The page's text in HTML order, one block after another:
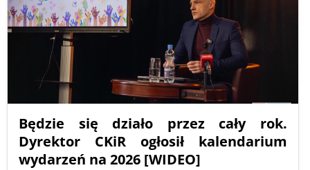
Będzie się działo przez cały rok.
Dyrektor CKiR ogłosił kalendarium
wydarzeń na 2026 [WIDEO]